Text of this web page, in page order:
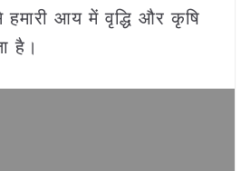
आय में वृद्धि और कृषि
है।